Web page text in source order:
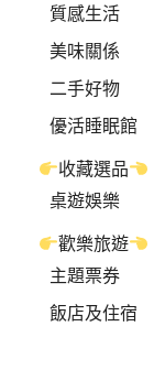
質感生活
美味關係
二手好物
優活睡眠館
收藏選品
桌遊娛樂
歡樂旅遊
主題票券
飯店及住宿